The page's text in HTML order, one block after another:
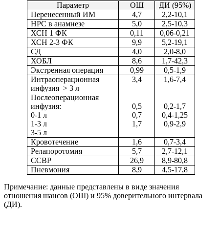
Параметр ОШ
ДИ (95%)
Перенесенный ИМ
4,7
2,2-10,1
НРС в анамнезе
5,0
2,5-10,3
ХСН 1 ФК
0,11
0,06-0,21
ХСН 2-3 ФК
9,9
5,2-19,1
СД
4,0
2,0-8,0
ХОБЛ
8,6
1,7-42,3
Экстренная операция
0,99
0,5-1,9
Интраоперационная
инфузия > 3 л
3,4 1,6-7,4
Послеоперационная
инфузия:
0-1 л
1-3 л
3-5 л
0,5
0,7
1,7
0,2-1,7
0,4-1,25
0,9-2,9
Кровотечение 1,6
0,7-3,4
Релапоротомия
5,7
2,7-12,1
ССВР
26,9
8,9-80,8
Пневмония
8,9 4,5-17,8
Примечание: данные представлены в виде значения
отношения шансов (ОШ) и 95% доверительного интервала
(ДИ).